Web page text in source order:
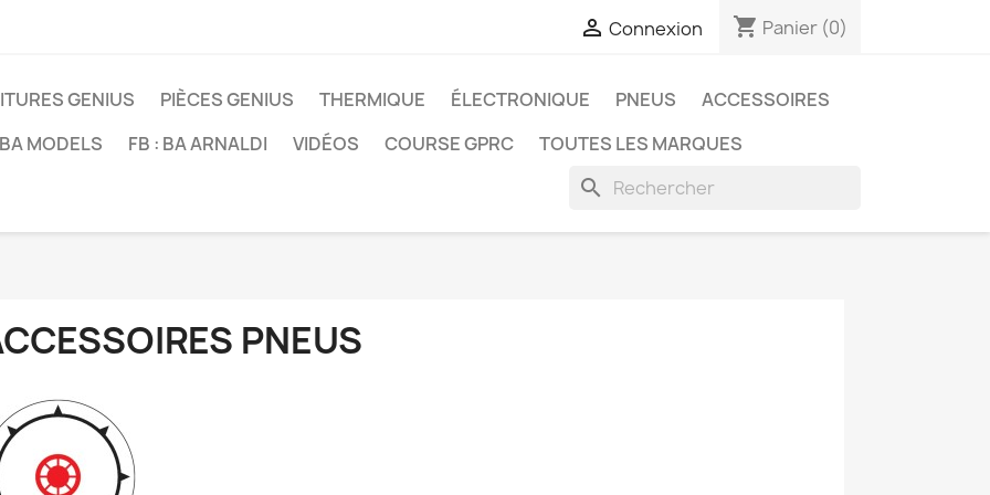
 Connexion shopping_cart Panier (0)
GENIUS PIÈCES GENIUS THERMIQUE ÉLECTRONIQUE PNEUS
ACCESSOIRES
MODELS
FB : BA ARNALDI VIDÉOS COURSE GPRC TOUTES LES MARQUES
search
PNEUS